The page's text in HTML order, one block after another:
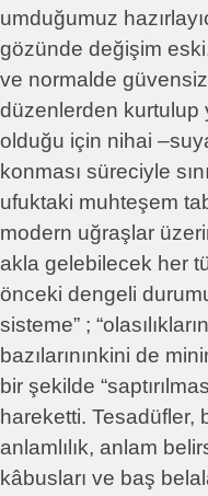
umduğumuz
gözünde değişim
ve normalde
düzenlerden kurtulup
olduğu için nihai
konması süreciyle
ufuktaki muhteşem
modern uğraşlar
akla gelebilecek her
önceki dengeli
sisteme” ;
bazılarınınkini de
bir şekilde
hareketti. Tesadüfler,
anlamlılık, anlam
kâbusları ve baş